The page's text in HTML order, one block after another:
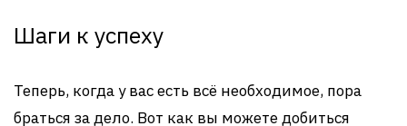
Шаги к успеху
Теперь, когда у вас есть всё необходимое, пора
браться за дело. Вот как вы можете добиться